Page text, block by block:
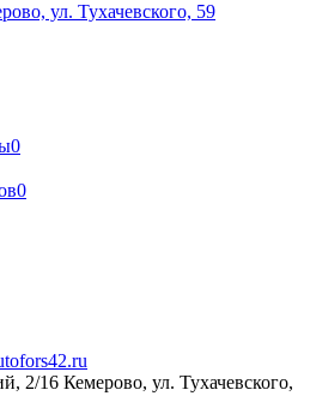
ул. Тухачевского, 59
0
0
2/16 Кемерово, ул. Тухачевского,